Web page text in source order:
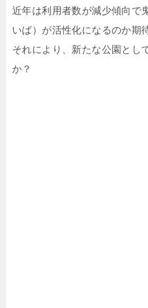
近年は利用者数が減少傾向で
いば）が活性化になるのか期
それにより、新たな公園とし
か？